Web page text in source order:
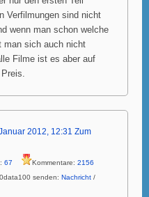
Verfilmungen sind nicht
wenn man schon welche
man sich auch nicht
Filme ist es aber auf
2012, 12:31 Zum
67 Kommentare: 2156
senden: Nachricht /